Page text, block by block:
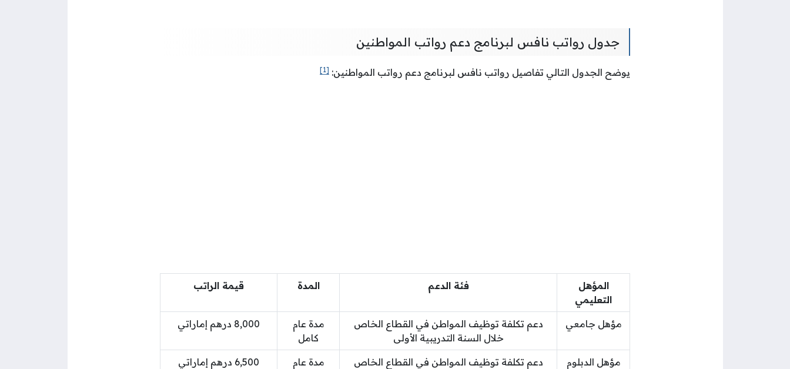
جدول رواتب نافس لبرنامج دعم رواتب المواطنين
يوضح الجدول التالي تفاصيل رواتب نافس لبرنامج دعم رواتب المواطنين: [1]
المؤهل
التعليمي
فئة الدعم المدة قيمة الراتب
مؤهل جامعي
دعم تكلفة توظيف المواطن في القطاع الخاص
خلال السنة التدريبية الأولى
مدة عام
كامل
8,000 درهم إماراتي
مؤهل الدبلوم
دعم تكلفة توظيف المواطن في القطاع الخاص
مدة عام
6,500 درهم إماراتي